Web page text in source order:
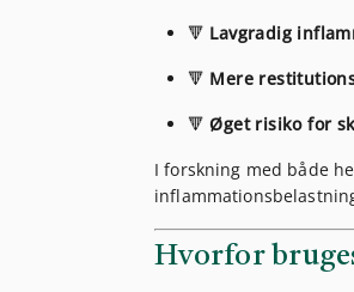
🔻 Lavgradig
🔻 Mere
🔻Øget risiko for
I forskning med både
Hvorfor